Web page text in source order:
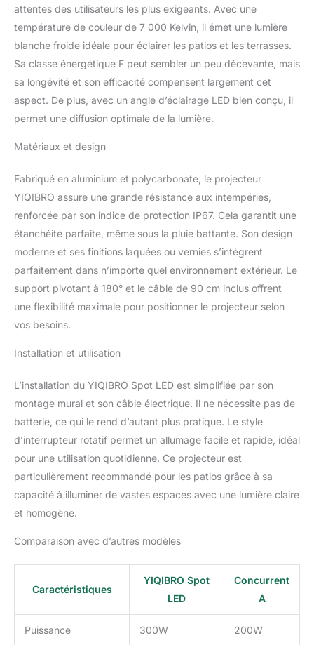
fournit un éclairage
réglable à 180° pour
accroître la sécurité dans
les espaces extérieurs.
Projecteur LED Exterieur
IP67 : Ce lampe led
exterieur est fabriqué en
aluminium durable et en
matériaux PC de haute
difficiles, garantissant
des performances et une
fiabilité durables dans
toutes les situations.
Projecteur Exterieur à
Angle de Rayonnement
de 120° : Le eclairage
exterieur led peut être
personnalisé en fonction
de votre luminosité, avec
éclairer plus efficacement
les grands espaces
intérieurs et extérieurs.
Le dissipateur thermique
situé à l'arrière permet de
dissiper efficacement la
chaleur. Projecteur LED
Extérieur 300W Après-
répondre à toutes les
pourriez avoir sur notre
spot led extérieur 300w,
vous aidant à avoir une
expérience agréable et
sans problème et vous
attentes des utilisateurs les plus exigeants. Avec une
température de couleur de 7 000 Kelvin, il émet une lumière
blanche froide idéale pour éclairer les patios et les terrasses.
Sa classe énergétique F peut sembler un peu décevante, mais
sa longévité et son efficacité compensent largement cet
aspect. De plus, avec un angle d’éclairage LED bien conçu, il
permet une diffusion optimale de la lumière.
Matériaux et design
Fabriqué en aluminium et polycarbonate, le projecteur
YIQIBRO assure une grande résistance aux intempéries,
renforcée par son indice de protection IP67. Cela garantit une
étanchéité parfaite, même sous la pluie battante. Son design
moderne et ses finitions laquées ou vernies s’intègrent
parfaitement dans n’importe quel environnement extérieur. Le
support pivotant à 180° et le câble de 90 cm inclus offrent
une flexibilité maximale pour positionner le projecteur selon
vos besoins.
Installation et utilisation
L’installation du YIQIBRO Spot LED est simplifiée par son
montage mural et son câble électrique. Il ne nécessite pas de
batterie, ce qui le rend d’autant plus pratique. Le style
d’interrupteur rotatif permet un allumage facile et rapide, idéal
pour une utilisation quotidienne. Ce projecteur est
particulièrement recommandé pour les patios grâce à sa
capacité à illuminer de vastes espaces avec une lumière claire
et homogène.
Comparaison avec d’autres modèles
Caractéristiques
YIQIBRO Spot
LED
Concurrent
A
Puissance 300W 200W